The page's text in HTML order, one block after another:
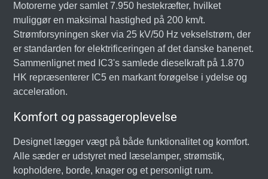
Motorerne yder samlet 7.950 hestekræfter, hvilket
muliggør en maksimal hastighed på 200 km/t.
Strømforsyningen sker via 25 kV/50 Hz vekselstrøm, der
er standarden for elektrificeringen af det danske banenet.
Sammenlignet med IC3's samlede dieselkraft på 1.870
HK repræsenterer IC5 en markant forøgelse i ydelse og
acceleration.
Komfort og passageroplevelse
Designet lægger vægt på både funktionalitet og komfort.
Alle sæder er udstyret med læselamper, strømstik,
kopholdere, borde, knager og et personligt rum.